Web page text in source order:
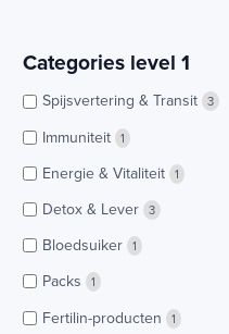
Categories level 1
Spijsvertering & Transit 3
Immuniteit 1
Energie & Vitaliteit 1
Detox & Lever 3
Bloedsuiker 1
Packs 1
Fertilin-producten 1